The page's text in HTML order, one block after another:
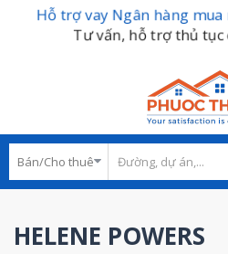
Hỗ trợ vay Ngân hàng
Tư vấn, hỗ trợ thủ
HELENE POWERS